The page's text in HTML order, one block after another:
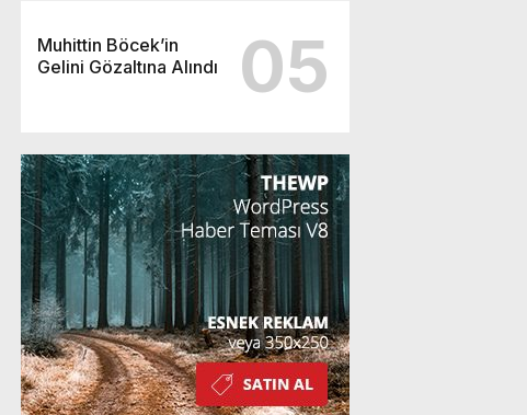
Muhittin Böcek’in
Gelini Gözaltına Alındı
05